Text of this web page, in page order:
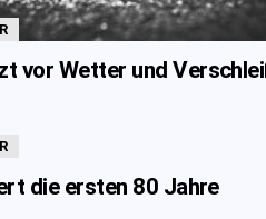
vor Wetter und
die ersten 80 Jahre